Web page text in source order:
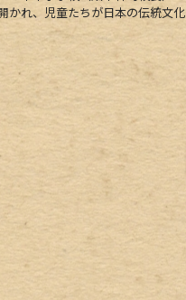
かれ、児童たちが日本の伝統文化